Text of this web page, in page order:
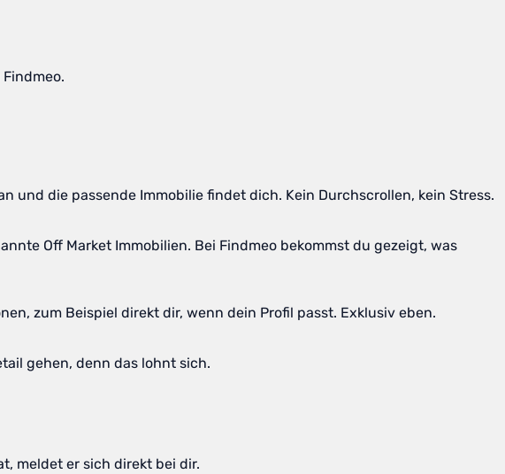
und die passende Immobilie findet dich. Kein Durchscrollen, kein Stress.
Off Market Immobilien. Bei Findmeo bekommst du gezeigt, was
zum Beispiel direkt dir, wenn dein Profil passt. Exklusiv eben.
gehen, denn das lohnt sich.
meldet er sich direkt bei dir.